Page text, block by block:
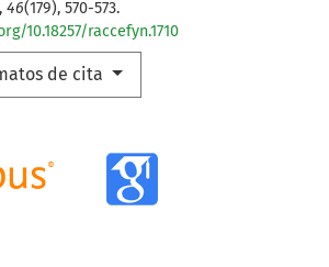
, 46(179), 570-573.
10.18257/raccefyn.1710
de cita